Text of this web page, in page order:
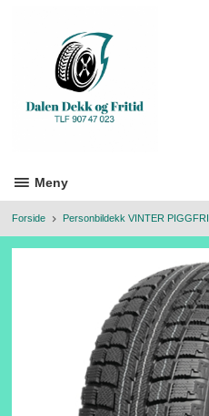
Meny
Forside Personbildekk VINTER PIGGFRI